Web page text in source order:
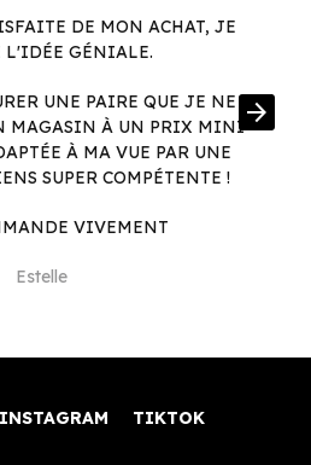
DE MON ACHAT, JE
L'IDÉE GÉNIALE.
UNE PAIRE QUE JE NE
MAGASIN À UN PRIX MINI
À MA VUE PAR UNE
SUPER COMPÉTENTE !
VIVEMENT
Estelle
arrow_forward
INSTAGRAM TIKTOK